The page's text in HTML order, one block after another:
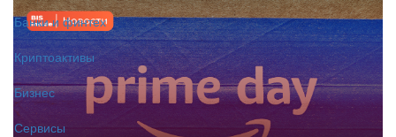
Банки и финтех
Криптоактивы
Бизнес
Сервисы